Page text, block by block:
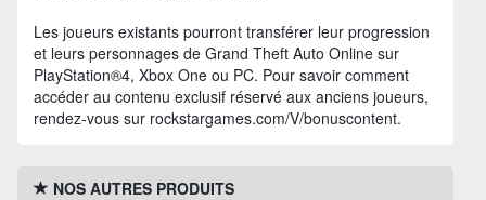
Les joueurs existants pourront transférer leur progression
et leurs personnages de Grand Theft Auto Online sur
PlayStation®4, Xbox One ou PC. Pour savoir comment
accéder au contenu exclusif réservé aux anciens joueurs,
rendez-vous sur rockstargames.com/V/bonuscontent.
NOS AUTRES PRODUITS